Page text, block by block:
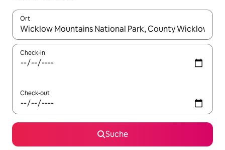
Ort
Wenn Ergebnisse verfügbar sind, navigiere mit den
Check-in
Check-out
Suche